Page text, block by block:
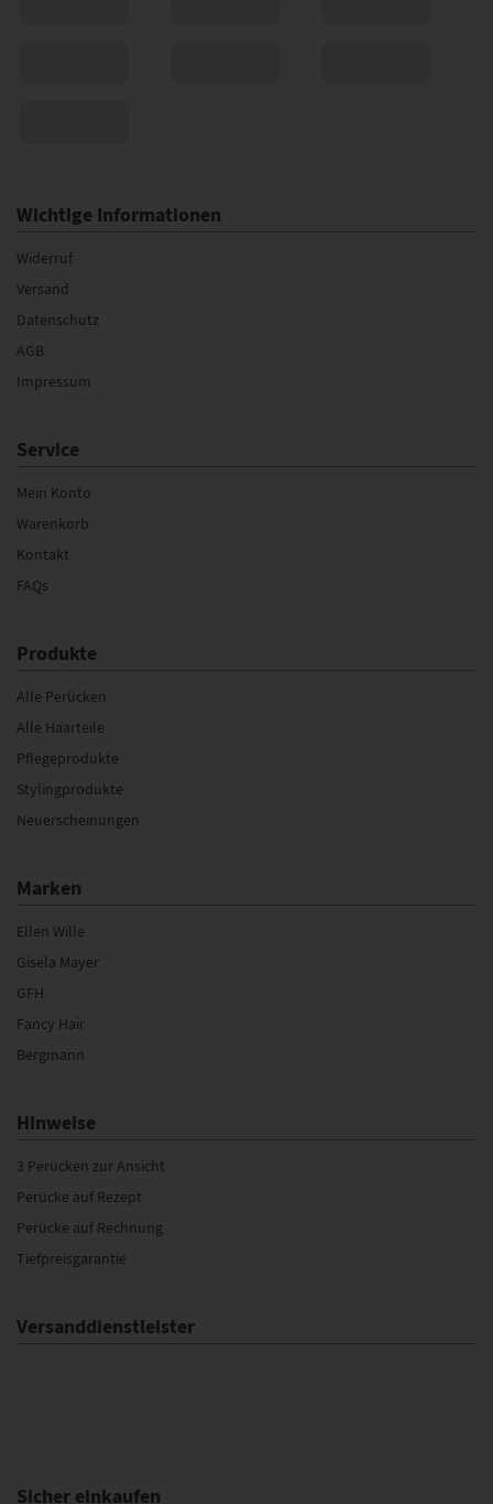
Wichtige Informationen
Widerruf
Versand
Datenschutz
AGB
Impressum
Service
Mein Konto
Warenkorb
Kontakt
FAQs
Produkte
Alle Perücken
Alle Haarteile
Pflegeprodukte
Stylingprodukte
Neuerscheinungen
Marken
Ellen Wille
Gisela Mayer
GFH
Fancy Hair
Bergmann
Hinweise
3 Perücken zur Ansicht
Perücke auf Rezept
Perücke auf Rechnung
Tiefpreisgarantie
Versanddienstleister
Sicher einkaufen